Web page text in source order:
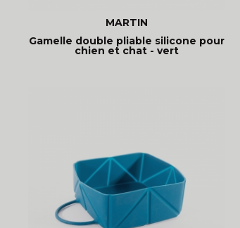
MARTIN
Gamelle double pliable silicone pour
chien et chat - vert